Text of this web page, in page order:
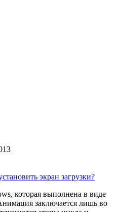
экран загрузки?
которая выполнена в виде
заключается лишь во